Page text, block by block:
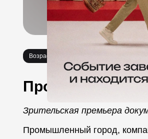
Возраст 18+
Про событие
Зрительская премьера
Промышленный город,